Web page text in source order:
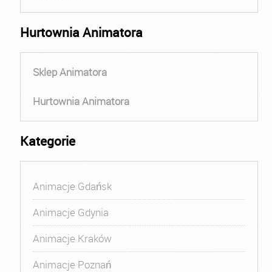
Hurtownia Animatora
Sklep Animatora
Hurtownia Animatora
Kategorie
Animacje Gdańsk
Animacje Gdynia
Animacje Kraków
Animacje Poznań